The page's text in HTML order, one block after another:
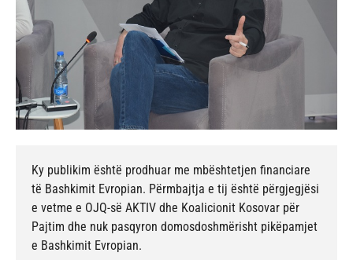
Ky publikim është prodhuar me mbështetjen financiare
të Bashkimit Evropian. Përmbajtja e tij është përgjegjësi
e vetme e OJQ-së AKTIV dhe Koalicionit Kosovar për
Pajtim dhe nuk pasqyron domosdoshmërisht pikëpamjet
e Bashkimit Evropian.